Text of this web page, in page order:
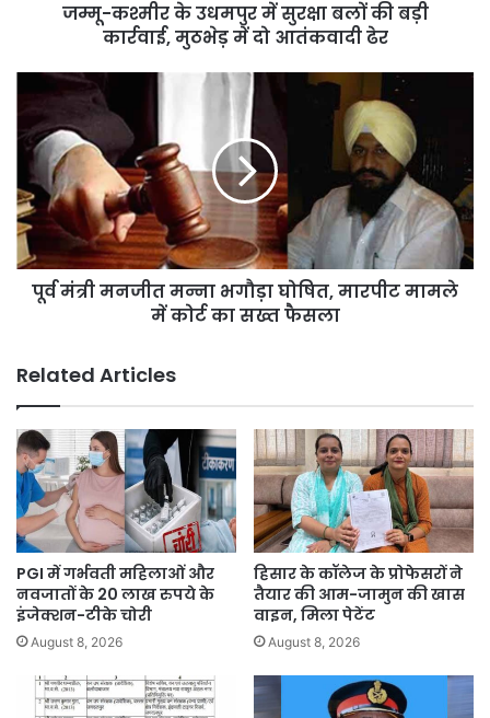
जम्मू-कश्मीर के उधमपुर में सुरक्षा बलों की बड़ी
कार्रवाई, मुठभेड़ में दो आतंकवादी ढेर
मनजीत
मन्ना
भगौड़ा
घोषित,
मारपीट
मामले
में
कोर्टपूर्व मंत्री मनजीत मन्ना भगौड़ा घोषित, मारपीट मामले
में कोर्ट का सख्त फैसला
Related Articles
PGI में गर्भवती महिलाओं और
नवजातों के 20 लाख रुपये के
इंजेक्शन-टीके चोरी
August 8, 2026
हिसार के कॉलेज के प्रोफेसरों ने
तैयार की आम-जामुन की खास
वाइन, मिला पेटेंट
August 8, 2026